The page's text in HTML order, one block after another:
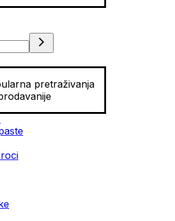
pretraživanja